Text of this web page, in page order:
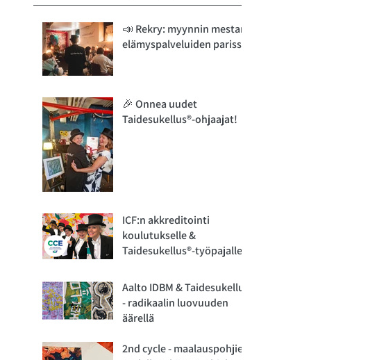
📣 Rekry: myynnin mestari
elämyspalveluiden parissa
🎉 Onnea uudet
Taidesukellus®-ohjaajat!
ICF:n akkreditointi
koulutukselle &
Taidesukellus®-työpajalle!
Aalto IDBM & Taidesukellus
- radikaalin luovuuden
äärellä
2nd cycle - maalauspohjien